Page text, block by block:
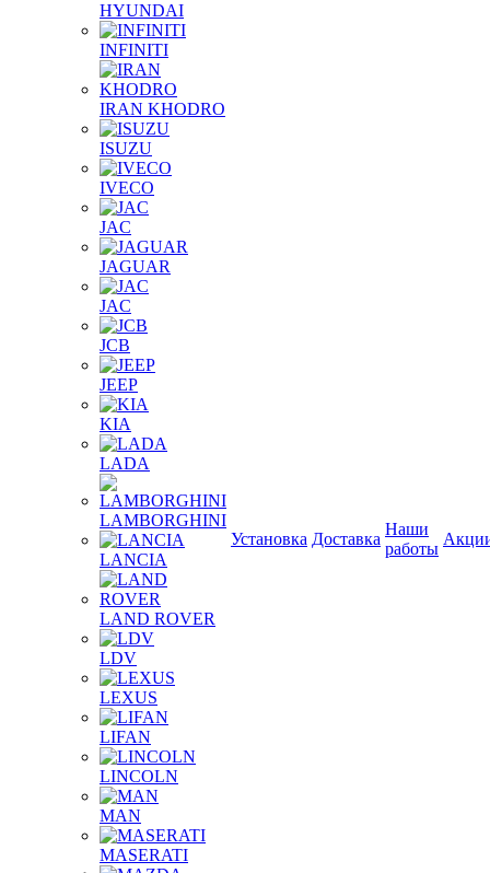
HYUNDAI
INFINITI
IRAN KHODRO
ISUZU
IVECO
JAC
JAGUAR
JAС
JCB
JEEP
KIA
LADA
LAMBORGHINI
LANCIA
LAND ROVER
LDV
LEXUS
LIFAN
LINCOLN
MAN
MASERATI
Установка Доставка
Наши
работы